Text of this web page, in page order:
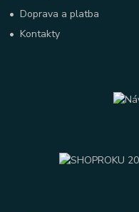
•Doprava a platba
•Kontakty